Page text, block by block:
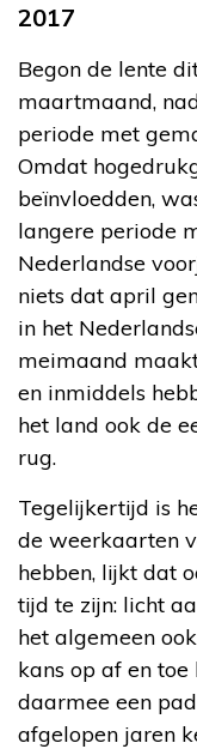
2017
Begon de lente
maartmaand,
periode met
Omdat
beïnvloedden,
langere periode
Nederlandse
niets dat april
in het
meimaand
en inmiddels
het land ook de
rug.
Tegelijkertijd is
de weerkaarten
hebben, lijkt dat
tijd te zijn: licht
het algemeen
kans op af en
daarmee een
afgelopen jaren